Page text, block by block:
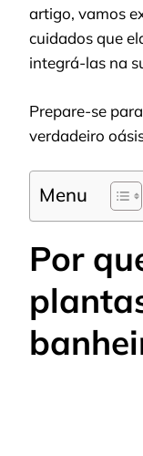
artigo, vamos
cuidados que
integrá-las na
Prepare-se
verdadeiro
Menu
Por